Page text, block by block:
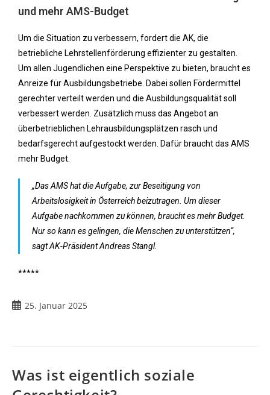
und mehr AMS-Budget
Um die Situation zu verbessern, fordert die AK, die
betriebliche Lehrstellenförderung effizienter zu gestalten.
Um allen Jugendlichen eine Perspektive zu bieten, braucht es
Anreize für Ausbildungsbetriebe. Dabei sollen Fördermittel
gerechter verteilt werden und die Ausbildungsqualität soll
verbessert werden. Zusätzlich muss das Angebot an
überbetrieblichen Lehrausbildungsplätzen rasch und
bedarfsgerecht aufgestockt werden. Dafür braucht das AMS
mehr Budget.
„Das AMS hat die Aufgabe, zur Beseitigung von
Arbeitslosigkeit in Österreich beizutragen. Um dieser
Aufgabe nachkommen zu können, braucht es mehr Budget.
Nur so kann es gelingen, die Menschen zu unterstützen“,
sagt AK-Präsident Andreas Stangl.
*****
25. Januar 2025
Was ist eigentlich soziale